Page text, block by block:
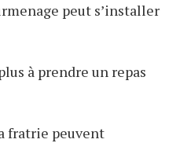
peut s’installer
à prendre un repas
fratrie peuvent